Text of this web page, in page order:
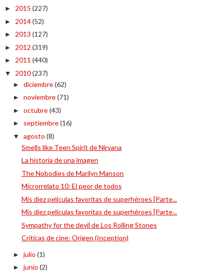
► 2015 (227)
► 2014(52)
► 2013 (127)
► 2012 (319)
► 2011 (440)
▼ 2010(237)
► diciembre(62)
► noviembre(71)
► octubre(43)
► septiembre(16)
▼ agosto (8)
Smells like Teen Spirit de Nirvana
La historia de una imagen
The Nobodies de Marilyn Manson
Microrrelato 10: El peor de todos
Mis diez películas favoritas de superhéroes [Parte...
Mis diez películas favoritas de superhéroes [Parte...
Sympathy for the devil de Los Rolling Stones
Críticas de cine: Origen (Inception)
► julio (1)
► junio (2)